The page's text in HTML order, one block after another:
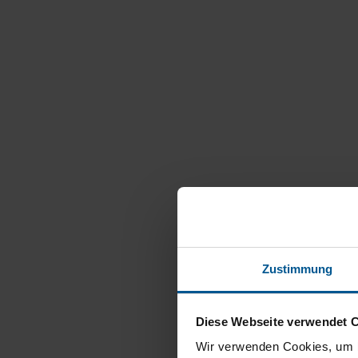
Zustimmung
Diese Webseite verwendet
Wir verwenden Cookies,